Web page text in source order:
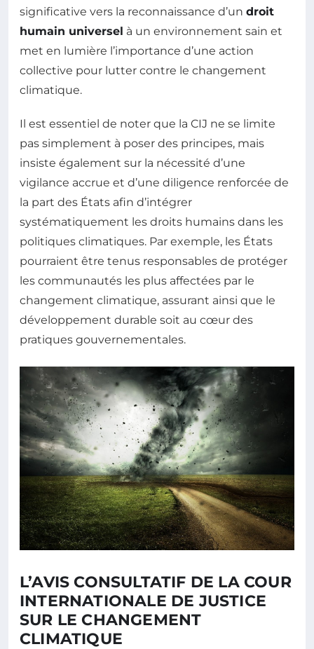
significative vers la reconnaissance d’un droit
humain universel à un environnement sain et
met en lumière l’importance d’une action
collective pour lutter contre le changement
climatique.
Il est essentiel de noter que la CIJ ne se limite
pas simplement à poser des principes, mais
insiste également sur la nécessité d’une
vigilance accrue et d’une diligence renforcée de
la part des États afin d’intégrer
systématiquement les droits humains dans les
politiques climatiques. Par exemple, les États
pourraient être tenus responsables de protéger
les communautés les plus affectées par le
changement climatique, assurant ainsi que le
développement durable soit au cœur des
pratiques gouvernementales.
L’AVIS CONSULTATIF DE LA COUR
INTERNATIONALE DE JUSTICE
SUR LE CHANGEMENT
CLIMATIQUE